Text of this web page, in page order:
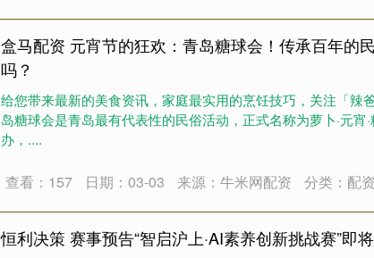
盒马配资 元宵节的狂欢：青岛糖球会！传承百年的
吗？
给您带来最新的美食资讯，家庭最实用的烹饪技巧，关注「辣
岛糖球会是青岛最有代表性的民俗活动，正式名称为萝卜·元宵
办，....
查看：157 日期：03-03 来源：牛米网配资 分类：配
恒利决策 赛事预告“智启沪上·AI素养创新挑战赛”即